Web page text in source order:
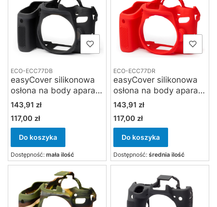
ECO-ECC77DB
easyCover silikonowa
osłona na body aparatu
Canon EOS 77D -
czarna
Cena
143,91 zł
Cena
117,00 zł
Do koszyka
Dostępność: mała ilość
ECO-ECC77DR
easyCover silikonowa
osłona na body aparatu
Canon EOS 77D -
czerwona
Cena
143,91 zł
Cena
117,00 zł
Do koszyka
Dostępność: średnia ilość